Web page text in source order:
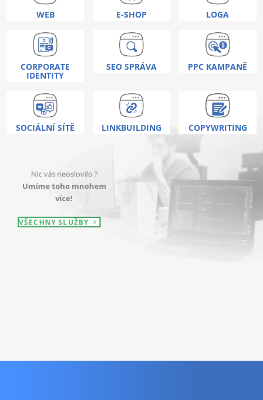
WEB E-SHOP LOGA
CORPORATE
IDENTITY
SEO SPRÁVA PPC KAMPANĚ
SOCIÁLNÍ SÍTĚ LINKBUILDING COPYWRITING
Nic vás neoslovilo ?
Umíme toho mnohem
více!
VŠECHNY SLUŽBY